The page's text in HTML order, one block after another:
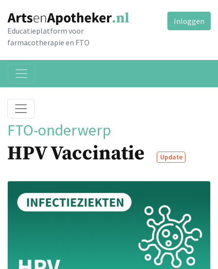
Educatieplatform voor
farmacotherapie en FTO
Inloggen
FTO-onderwerp
HPV Vaccinatie Update